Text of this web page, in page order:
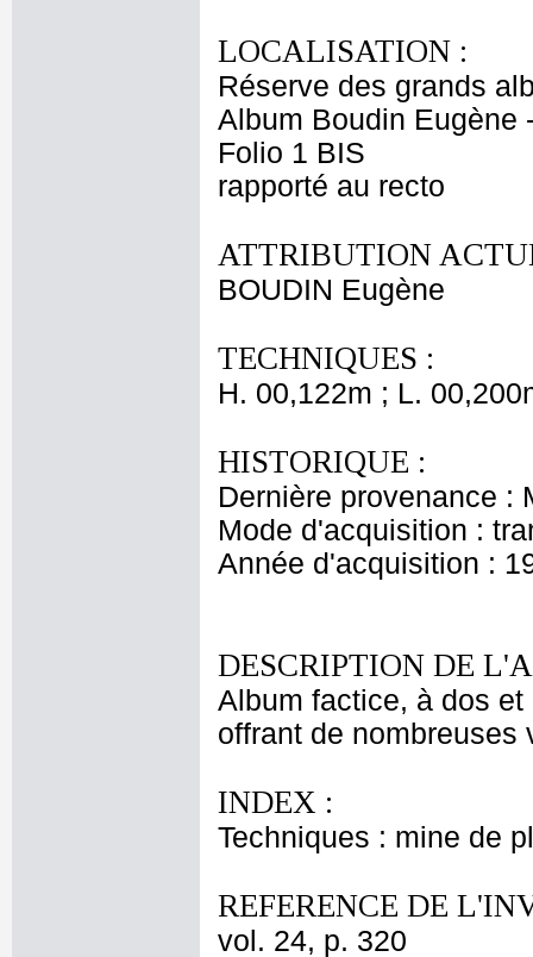
LOCALISATION :
Réserve des grands
Album Boudin Eugène
Folio 1 BIS
rapporté au recto
ATTRIBUTION
BOUDIN Eugène
TECHNIQUES :
H. 00,122m ; L.
HISTORIQUE :
Dernière provenance :
Mode d'acquisition :
Année d'acquisition :
DESCRIPTION DE
Album factice, à dos
offrant de nombreuses
INDEX :
Techniques : mine de
REFERENCE DE
vol. 24, p. 320